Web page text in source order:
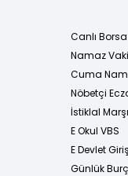
Canlı Borsa
Namaz
Cuma
Nöbetçi
İstiklal Marşı
E Okul VBS
E Devlet Giriş
Günlük